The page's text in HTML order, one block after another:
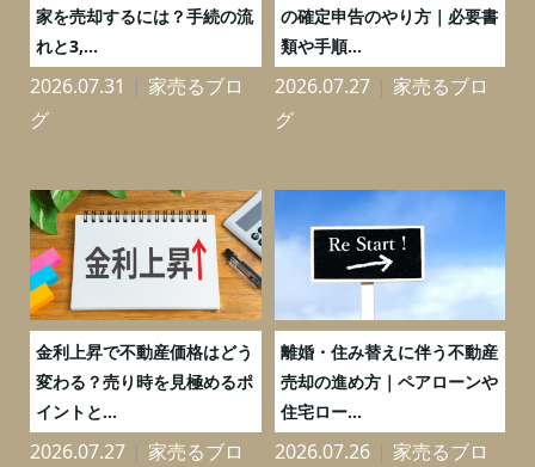
家を売却するには？手続の流
れと3,...
2026.07.31
家売るブロ
グ
の確定申告のやり方｜必要書
類や手順...
2026.07.27
家売るブロ
グ
金利上昇で不動産価格はどう
変わる？売り時を見極めるポ
イントと...
2026.07.27
家売るブロ
離婚・住み替えに伴う不動産
売却の進め方｜ペアローンや
住宅ロー...
2026.07.26
家売るブロ